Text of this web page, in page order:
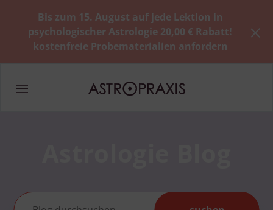
Bis zum 15. August auf jede Lektion in
psychologischer Astrologie 20,00 € Rabatt!
kostenfreie Probematerialien anfordern